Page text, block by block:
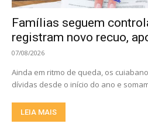
Famílias seguem
registram novo recuo,
07/08/2026
Ainda em ritmo de queda, os
dívidas desde o início do ano e
LEIA MAIS